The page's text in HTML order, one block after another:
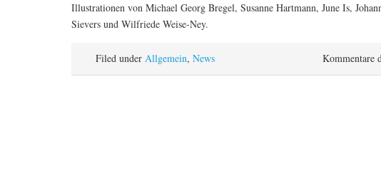
Illustrationen von Michael Georg Bregel, Susanne Hartmann, June Is,
Sievers und Wilfriede Weise-Ney.
Kommentare
Filed under Allgemein, News